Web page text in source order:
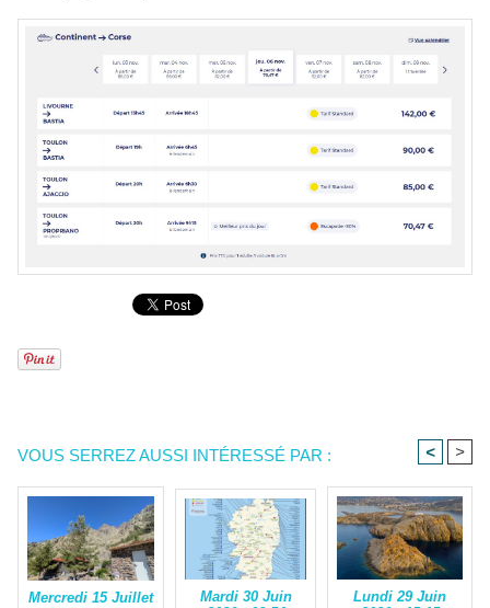
VOUS SERREZ AUSSI INTÉRESSÉ PAR : < >
Mercredi 15 Juillet
Mardi 30 Juin
Lundi 29 Juin